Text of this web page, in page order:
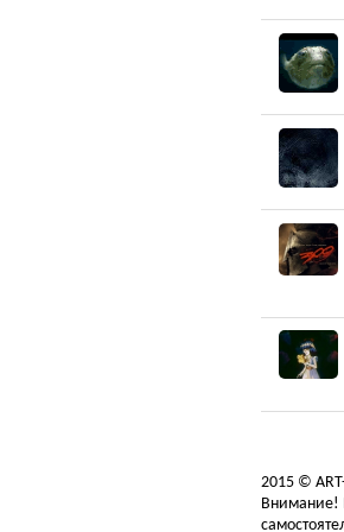
2015 ©
Внимание!